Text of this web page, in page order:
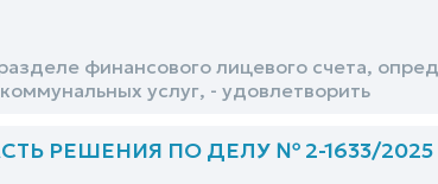
финансового лицевого счета,
услуг, - удовлетворить
РЕШЕНИЯ ПО ДЕЛУ № 2-1633/2025